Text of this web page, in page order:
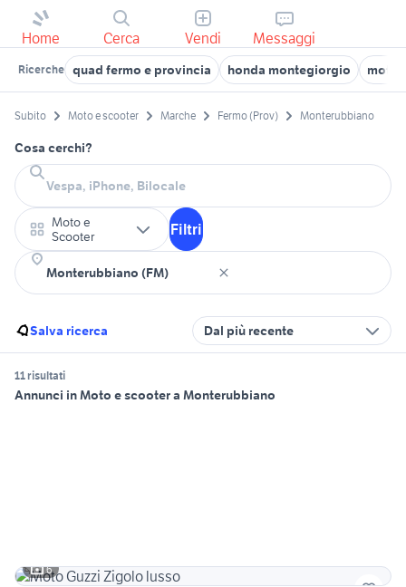
Home Cerca Vendi Messaggi
Ricerche quad fermo e provincia honda montegiorgio moto
Subito Moto e scooter Marche Fermo (Prov) Monterubbiano
Cosa cerchi?
Moto e
Scooter
Filtri
Salva ricerca Dal più recente
11 risultati
Annunci in Moto e scooter a Monterubbiano
6